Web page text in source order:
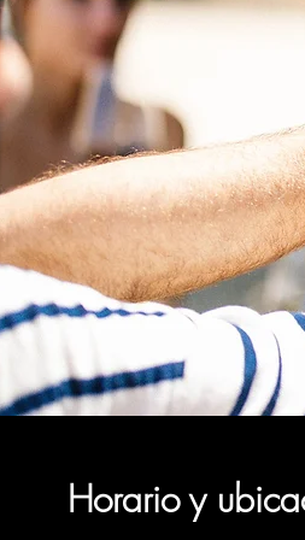
Horario y